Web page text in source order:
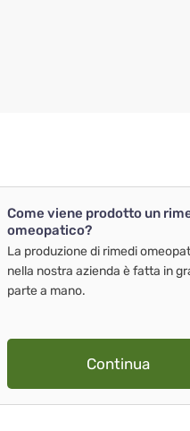
Come viene prodotto un
omeopatico?
La produzione di rimedi
nella nostra azienda è fatta in
parte a mano.
Continua